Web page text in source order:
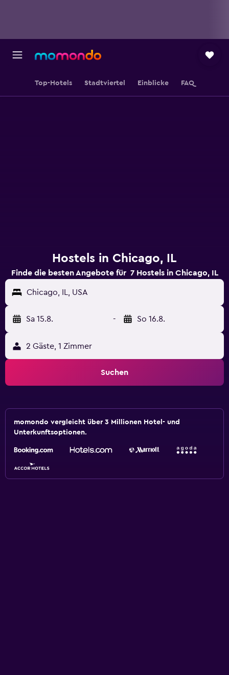
Top-Hotels Stadtviertel Einblicke FAQ
Hostels in Chicago, IL
Finde die besten Angebote für 7 Hostels in Chicago, IL
Chicago, IL, USA
Sa 15.8. - So 16.8.
2 Gäste, 1 Zimmer
Suchen
momondo vergleicht über 3 Millionen Hotel- und
Unterkunftsoptionen.